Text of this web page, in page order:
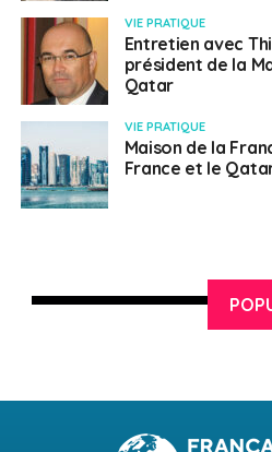
VIE PRATIQUE
Entretien avec
président de la
Qatar
VIE PRATIQUE
Maison de la
France et le